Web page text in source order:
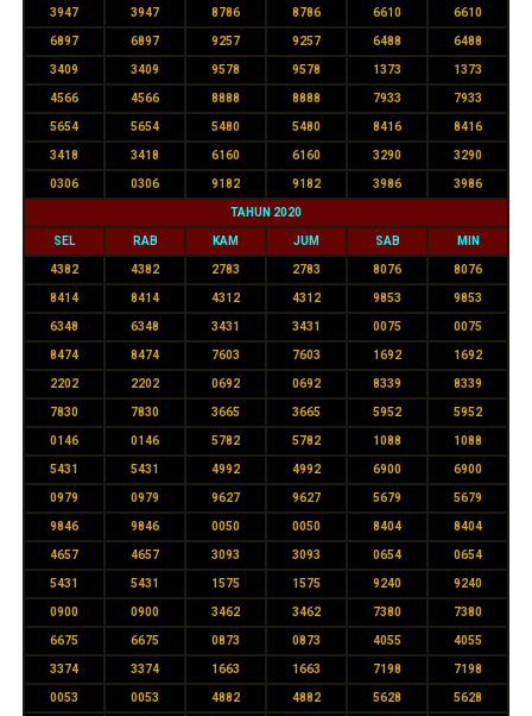
3947 3947 8786 8786 6610 6610
6897 6897 9257 9257 6488 6488
3409 3409 9578 9578 1373 1373
4566 4566 8888 8888 7933 7933
5654 5654 5480 5480 8416 8416
3418 3418 6160 6160 3290 3290
0306 0306 9182 9182 3986 3986
TAHUN 2020
SEL RAB KAM JUM SAB MIN
4382 4382 2783 2783 8076 8076
8414 8414 4312 4312 9853 9853
6348 6348 3431 3431 0075 0075
8474 8474 7603 7603 1692 1692
2202 2202 0692 0692 8339 8339
7830 7830 3665 3665 5952 5952
0146 0146 5782 5782 1088 1088
5431 5431 4992 4992 6900 6900
0979 0979 9627 9627 5679 5679
9846 9846 0050 0050 8404 8404
4657 4657 3093 3093 0654 0654
5431 5431 1575 1575 9240 9240
0900 0900 3462 3462 7380 7380
6675 6675 0873 0873 4055 4055
3374 3374 1663 1663 7198 7198
0053 0053 4882 4882 5628 5628